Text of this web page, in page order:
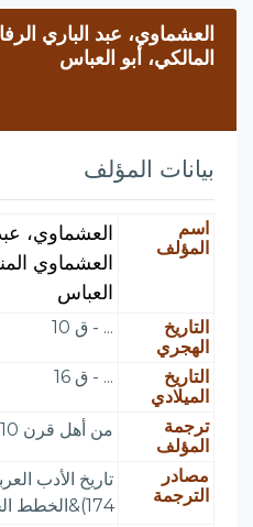
العشماوي، عبد الباري
المالكي، أبو العباس
بيانات المؤلف
اسم
المؤلف
العشماوي،
العشماوي
العباس
التاريخ
الهجري
... - ق 10
التاريخ
الميلادي
... - ق 16
ترجمة
المؤلف
من أهل قرن 10 هـ
مصادر
الترجمة
174)&الخطط الجديدة 14 / 51